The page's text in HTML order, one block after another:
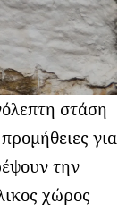
στάση
για
την
χώρος